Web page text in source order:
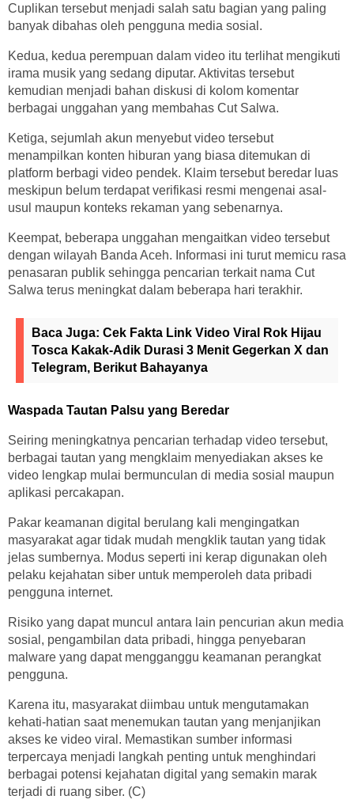
Cuplikan tersebut menjadi salah satu bagian yang paling
banyak dibahas oleh pengguna media sosial.
Kedua, kedua perempuan dalam video itu terlihat mengikuti
irama musik yang sedang diputar. Aktivitas tersebut
kemudian menjadi bahan diskusi di kolom komentar
berbagai unggahan yang membahas Cut Salwa.
Ketiga, sejumlah akun menyebut video tersebut
menampilkan konten hiburan yang biasa ditemukan di
platform berbagi video pendek. Klaim tersebut beredar luas
meskipun belum terdapat verifikasi resmi mengenai asal-
usul maupun konteks rekaman yang sebenarnya.
Keempat, beberapa unggahan mengaitkan video tersebut
dengan wilayah Banda Aceh. Informasi ini turut memicu rasa
penasaran publik sehingga pencarian terkait nama Cut
Salwa terus meningkat dalam beberapa hari terakhir.
Baca Juga: Cek Fakta Link Video Viral Rok Hijau
Tosca Kakak-Adik Durasi 3 Menit Gegerkan X dan
Telegram, Berikut Bahayanya
Waspada Tautan Palsu yang Beredar
Seiring meningkatnya pencarian terhadap video tersebut,
berbagai tautan yang mengklaim menyediakan akses ke
video lengkap mulai bermunculan di media sosial maupun
aplikasi percakapan.
Pakar keamanan digital berulang kali mengingatkan
masyarakat agar tidak mudah mengklik tautan yang tidak
jelas sumbernya. Modus seperti ini kerap digunakan oleh
pelaku kejahatan siber untuk memperoleh data pribadi
pengguna internet.
Risiko yang dapat muncul antara lain pencurian akun media
sosial, pengambilan data pribadi, hingga penyebaran
malware yang dapat mengganggu keamanan perangkat
pengguna.
Karena itu, masyarakat diimbau untuk mengutamakan
kehati-hatian saat menemukan tautan yang menjanjikan
akses ke video viral. Memastikan sumber informasi
terpercaya menjadi langkah penting untuk menghindari
berbagai potensi kejahatan digital yang semakin marak
terjadi di ruang siber. (C)